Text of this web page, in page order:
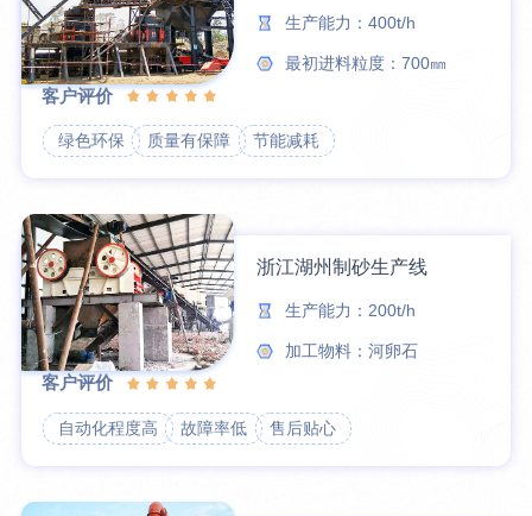
生产能力：400t/h
最初进料粒度：700㎜
客户评价
绿色环保 质量有保障 节能减耗
浙江湖州制砂生产线
生产能力：200t/h
加工物料：河卵石
客户评价
自动化程度高 故障率低 售后贴心